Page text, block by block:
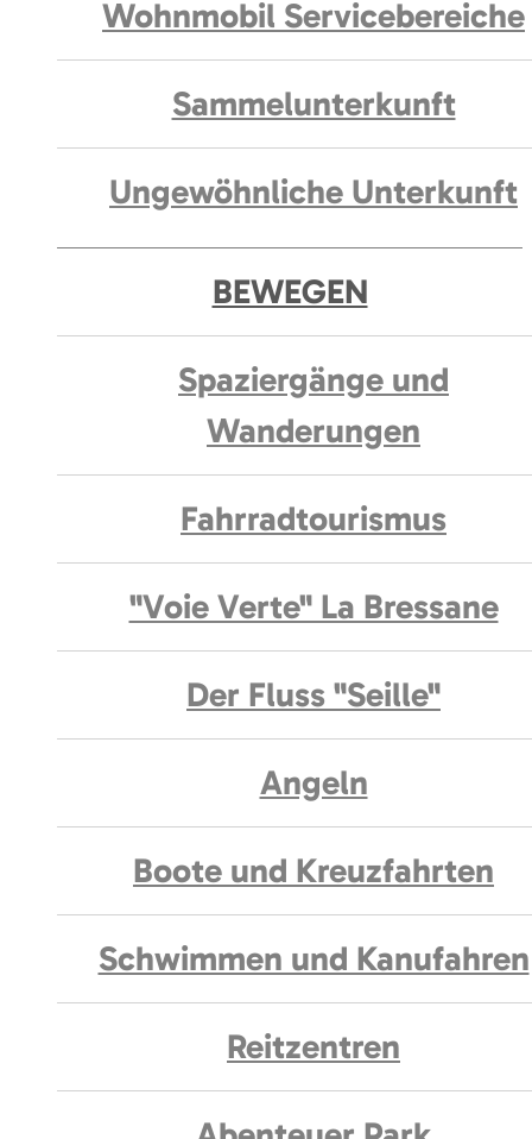
Wohnmobil Servicebereiche
Sammelunterkunft
Ungewöhnliche Unterkunft
BEWEGEN
Spaziergänge und
Wanderungen
Fahrradtourismus
"Voie Verte" La Bressane
Der Fluss "Seille"
Angeln
Boote und Kreuzfahrten
Schwimmen und Kanufahren
Reitzentren